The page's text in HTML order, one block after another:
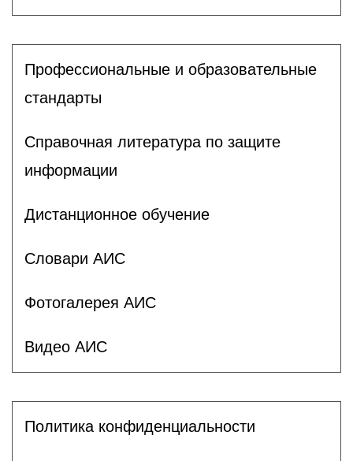
Профессиональные и образовательные
стандарты
Справочная литература по защите
информации
Дистанционное обучение
Словари АИС
Фотогалерея АИС
Видео АИС
Политика конфиденциальности